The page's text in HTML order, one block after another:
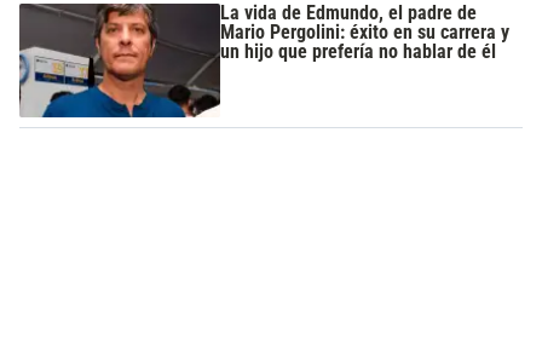
La vida de Edmundo, el padre de
Mario Pergolini: éxito en su carrera y
un hijo que prefería no hablar de él